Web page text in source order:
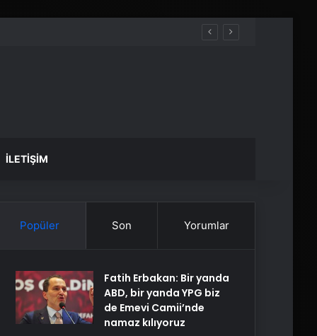
İLETIŞIM
Popüler Son Yorumlar
Fatih Erbakan: Bir yanda
ABD, bir yanda YPG biz
de Emevi Camii’nde
namaz kılıyoruz